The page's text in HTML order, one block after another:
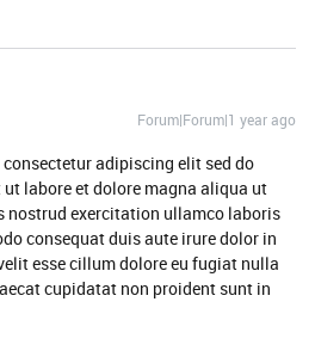
Forum|Forum|1 year ago
adipiscing elit sed do
labore et dolore magna aliqua ut
nostrud exercitation ullamco laboris
consequat duis aute irure dolor in
esse cillum dolore eu fugiat nulla
cupidatat non proident sunt in